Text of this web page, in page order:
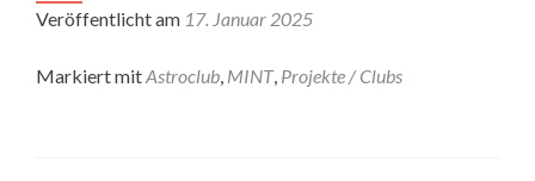
Veröffentlicht am 17. Januar 2025
Markiert mitAstroclub, MINT, Projekte / Clubs